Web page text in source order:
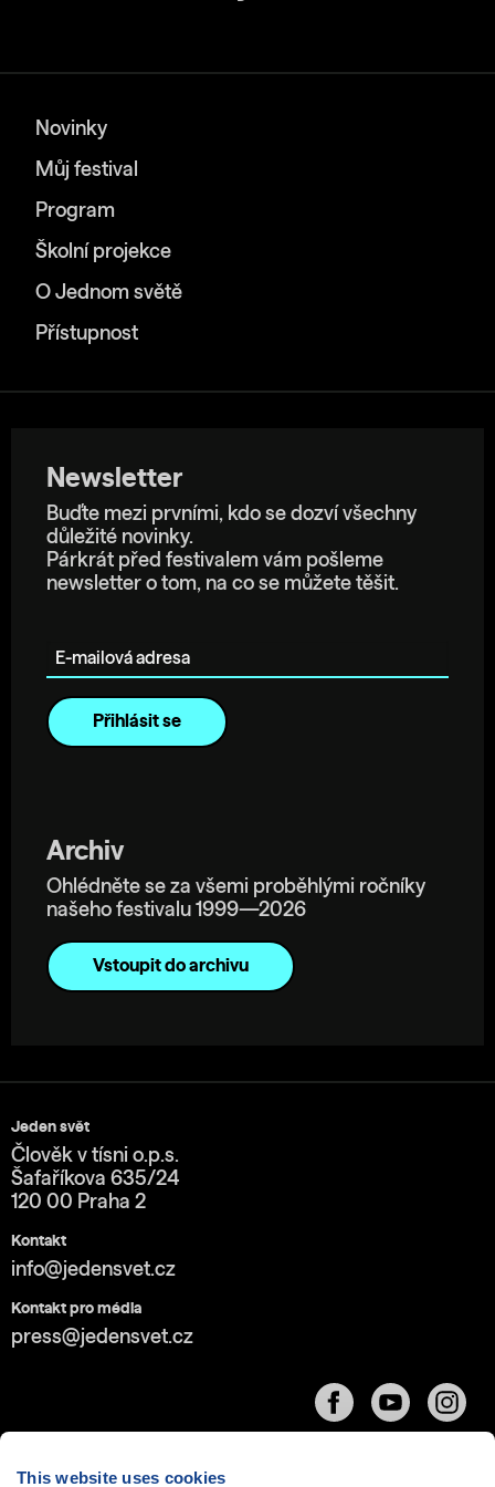
This website uses cookies
Novinky
Můj festival
Program
Školní projekce
O Jednom světě
Přístupnost
Newsletter
Buďte mezi prvními, kdo se dozví všechny
důležité novinky.
Párkrát před festivalem vám pošleme
newsletter o tom, na co se můžete těšit.
Archiv
Ohlédněte se za všemi proběhlými ročníky
našeho festivalu 1999—2026
Vstoupit do archivu
Jeden svět
Člověk v tísni o.p.s.
Šafaříkova 635/24
120 00 Praha 2
Kontakt
info@jedensvet.cz
Kontakt pro média
press@jedensvet.cz